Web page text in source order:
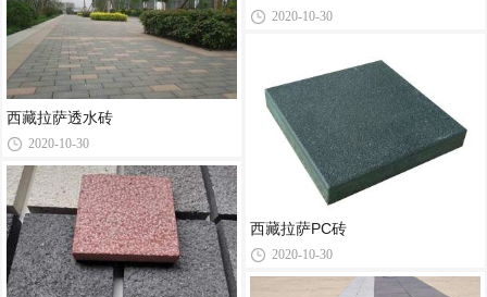
西藏拉萨透水砖
2020-10-30
2020-10-30
西藏拉萨PC砖
2020-10-30